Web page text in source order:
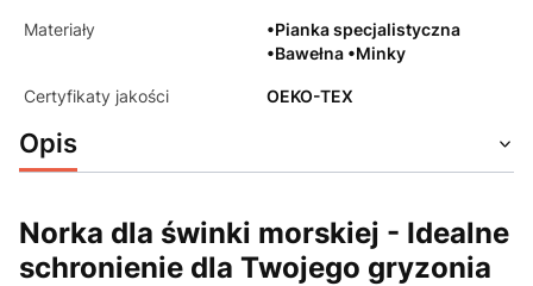
Materiały
•Pianka specjalistyczna
•Bawełna •Minky
Certyfikaty jakości OEKO-TEX
Opis
Norka dla świnki morskiej - Idealne
schronienie dla Twojego gryzonia